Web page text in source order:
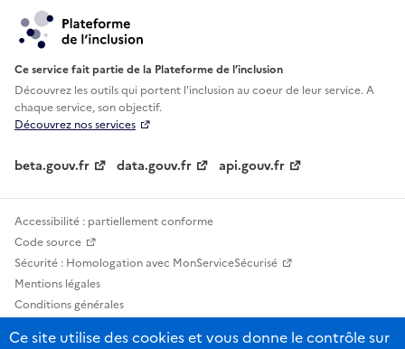
Ce service fait partie de la Plateforme de l’inclusion
Découvrez les outils qui portent l'inclusion aucoeur de leur service. A
chaque service, son objectif.
Découvrez nos services
beta.gouv.fr data.gouv.fr api.gouv.fr
Accessibilité : partiellement conforme
Code source
Sécurité : Homologation avec MonServiceSécurisé
Mentions légales
Conditions générales
Ce site utilise des cookies et vous donne le contrôle sur